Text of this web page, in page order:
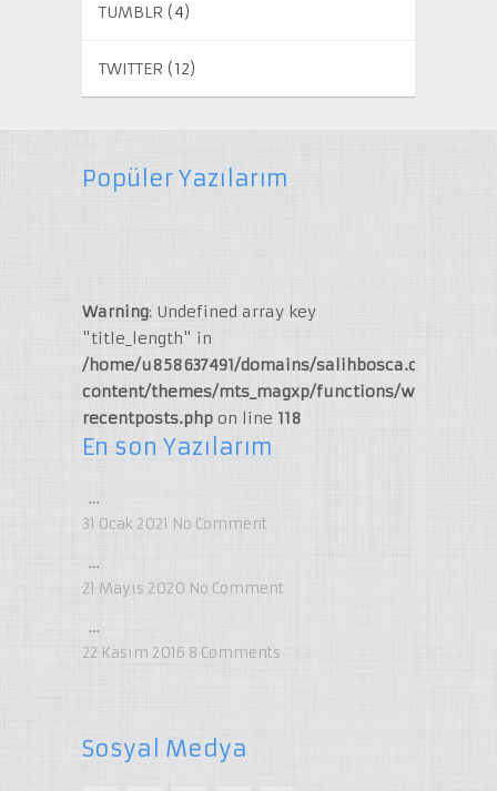
TUMBLR (4)
TWITTER (12)
Popüler Yazılarım
Warning: Undefined array key
"title_length" in
/home/u858637491/domains/salihbosca.com/
content/themes/mts_magxp/functions/widget-
recentposts.phpon line 118
En son Yazılarım
…
31 Ocak 2021 No Comment
…
21 Mayıs 2020 No Comment
…
22 Kasım 2016 8 Comments
Sosyal Medya